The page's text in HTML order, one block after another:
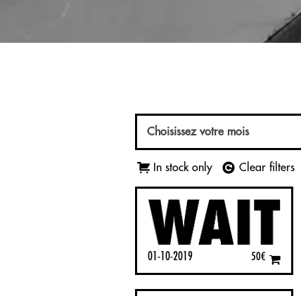
Choisissez votre mois
In stock only Clear filters
01-10-2019 50€